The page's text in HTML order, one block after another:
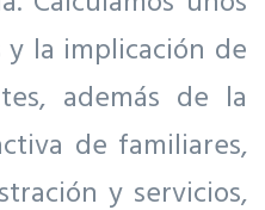
la implicación de
además de la
de familiares,
y servicios,